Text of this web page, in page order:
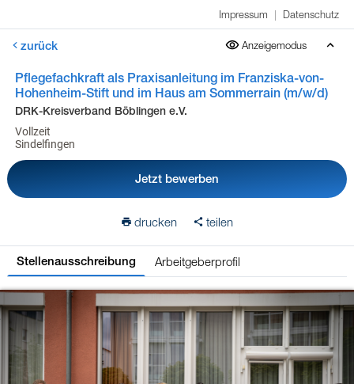
Impressum | Datenschutz
zurück Anzeigemodus
Pflegefachkraft als Praxisanleitung im Franziska-von-
Hohenheim-Stift und im Haus am Sommerrain (m/w/d)
DRK-Kreisverband Böblingen e.V.
Vollzeit
Sindelfingen
Jetzt bewerben
drucken teilen
Stellenausschreibung Arbeitgeberprofil